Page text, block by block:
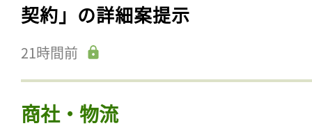
契約」の詳細案提示
21時間前
商社・物流